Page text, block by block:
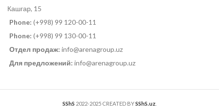
Кашгар, 15
Phone: (+998) 99 120-00-11
Phone: (+998) 99 130-00-11
Отдел продаж: info@arenagroup.uz
Для предложений: info@arenagroup.uz
SShS 2022-2025 CREATED BYSShS.uz